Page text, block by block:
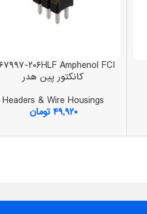
کانکتور پین هدر
Headers & Wire Housings
۴۹,۹۲۰ تومان